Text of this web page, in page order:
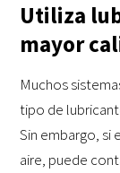
Utiliza
mayor
Muchos
tipo de
Sin embargo, si
aire, puede